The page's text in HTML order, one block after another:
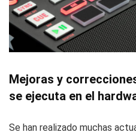
Mejoras y
se ejecuta en el
Se han realizado muchas